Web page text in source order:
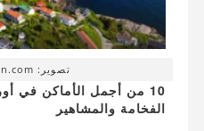
تصوير: edition.cnn.com
10 من أجمل الأماكن في
الفخامة والمشاهير